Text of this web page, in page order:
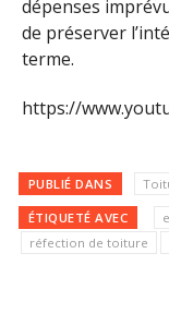
dépenses
de préserver
terme.
https://
PUBLIÉ DANS
ÉTIQUETÉ AVEC
réfection de toiture